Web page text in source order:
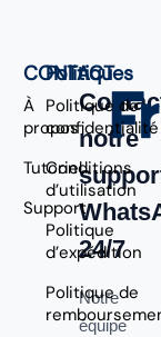
CONTACT
À
propos
Tutoriel
Support
Politiques
Politique de
confidentialité
Conditions
d’utilisation
Politique
d’expédition
Politique de
notre
24/7
Notre
équipe